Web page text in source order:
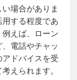
場合がありま
する程度であ
えば、ローン
電話やチャッ
アドバイスを受
えられます。